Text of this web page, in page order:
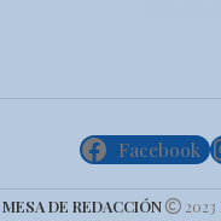
Facebook
MESA DE REDACCIÓN 2023